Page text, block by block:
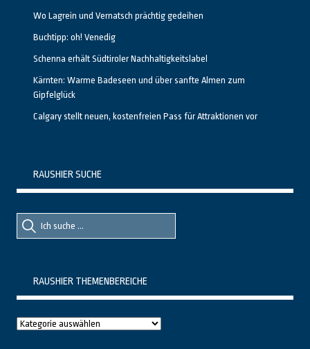
Wo Lagrein und Vernatsch prächtig gedeihen
Buchtipp: oh! Venedig
Schenna erhält Südtiroler Nachhaltigkeitslabel
Kärnten: Warme Badeseen und über sanfte Almen zum
Gipfelglück
Calgary stellt neuen, kostenfreien Pass für Attraktionen vor
RAUSHIER SUCHE
Suche
nach::
Suche
nach:
RAUSHIER THEMENBEREICHE
Raushier